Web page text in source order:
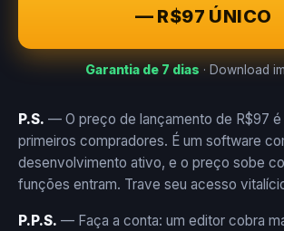
— R$97 ÚNICO
Garantia de 7 dias · Download
P.S. — O preço de lançamento de R$97 é
primeiros compradores. É um software
desenvolvimento ativo, e o preço sobe
funções entram. Trave seu acesso
P.P.S. — Faça a conta: um editor cobra